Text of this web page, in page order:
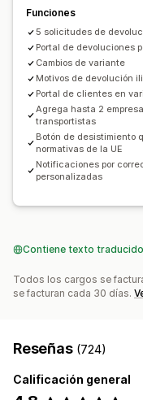
Múltiples idiomas
Seguimiento de la
Notificaciones de
Promoción de marca
Gestión de
Listas de bloqueo del
Página de
Notificaciones de
Actualizaciones de
Informes y
Funciones
5 solicitudes de
Portal de devoluciones
Cambios de variante
Motivos de devolución
Portal de clientes en
Agrega hasta 2
transportistas
Botón de desistimiento
normativas de la UE
Notificaciones por
personalizadas
Contiene texto
Todos los cargos se
se facturan cada 30 días.
Reseñas (724)
Calificación general